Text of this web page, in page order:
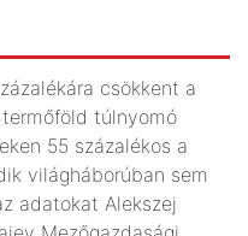
csökkent a
túlnyomó
55 százalékos a
világháborúban sem
adatokat Alekszej